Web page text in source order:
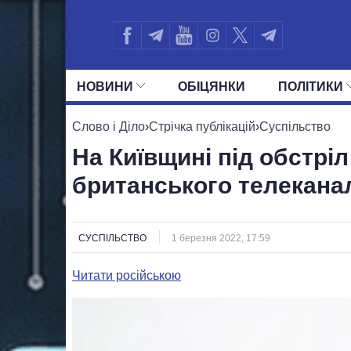
НОВИНИ ОБIЦЯНКИ ПОЛIТИКИ
УСІ ПОЛІТИКИ ПРЕЗИДЕНТ І ОФІС
Слово і Діло›Стрічка публікацій›Суспільство
На Київщині під
британського
СУСПІЛЬСТВО 1 березня 2022, 17:59
Читати російською